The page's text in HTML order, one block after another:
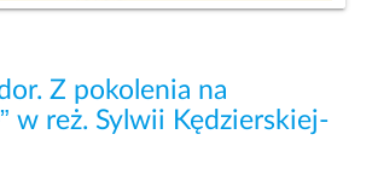
Z pokolenia na
w reż. Sylwii Kędzierskiej-